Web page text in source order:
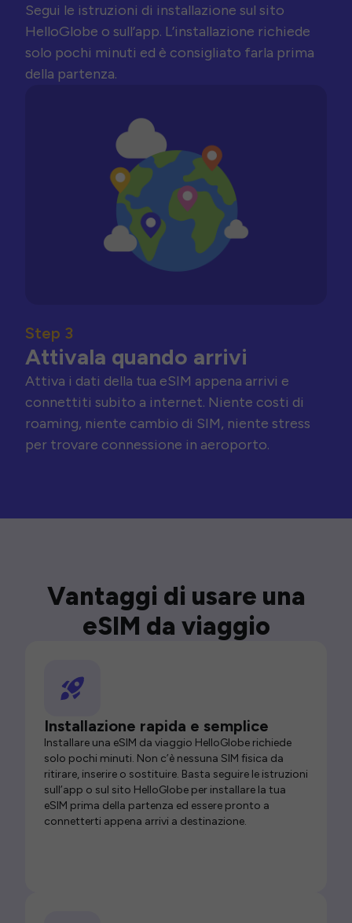
Segui le istruzioni di installazione sul sito
HelloGlobe o sull’app. L’installazione richiede
solo pochi minuti ed è consigliato farla prima
della partenza.
Step 3
Attivala quando arrivi
Attiva i dati della tua eSIM appena arrivi e
connettiti subito a internet. Niente costi di
roaming, niente cambio di SIM, niente stress
per trovare connessione in aeroporto.
Vantaggi di usare una
eSIM da viaggio
Installazione rapida e semplice
Installare una eSIM da viaggio HelloGlobe richiede
solo pochi minuti. Non c’è nessuna SIM fisica da
ritirare, inserire o sostituire. Basta seguire le istruzioni
sull’app o sul sito HelloGlobe per installare la tua
eSIM prima della partenza ed essere pronto a
connetterti appena arrivi a destinazione.